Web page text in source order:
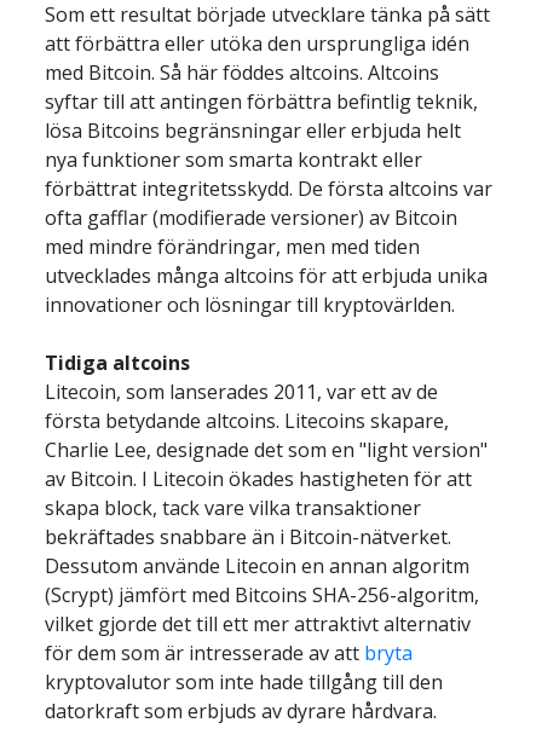
Som ett resultat började utvecklare tänka på sätt
att förbättra eller utöka den ursprungliga idén
med Bitcoin. Så här föddes altcoins. Altcoins
syftar till att antingen förbättra befintlig teknik,
lösa Bitcoins begränsningar eller erbjuda helt
nya funktioner som smarta kontrakt eller
förbättrat integritetsskydd. De första altcoins var
ofta gafflar (modifierade versioner) av Bitcoin
med mindre förändringar, men med tiden
utvecklades många altcoins för att erbjuda unika
innovationer och lösningar till kryptovärlden.
Tidiga altcoins
Litecoin, som lanserades 2011, var ett av de
första betydande altcoins. Litecoins skapare,
Charlie Lee, designade det som en "light version"
av Bitcoin. I Litecoin ökades hastigheten för att
skapa block, tack vare vilka transaktioner
bekräftades snabbare än i Bitcoin-nätverket.
Dessutom använde Litecoin en annan algoritm
(Scrypt) jämfört med Bitcoins SHA-256-algoritm,
vilket gjorde det till ett mer attraktivt alternativ
för dem som är intresserade av att bryta
kryptovalutor som inte hade tillgång till den
datorkraft som erbjuds av dyrare hårdvara.